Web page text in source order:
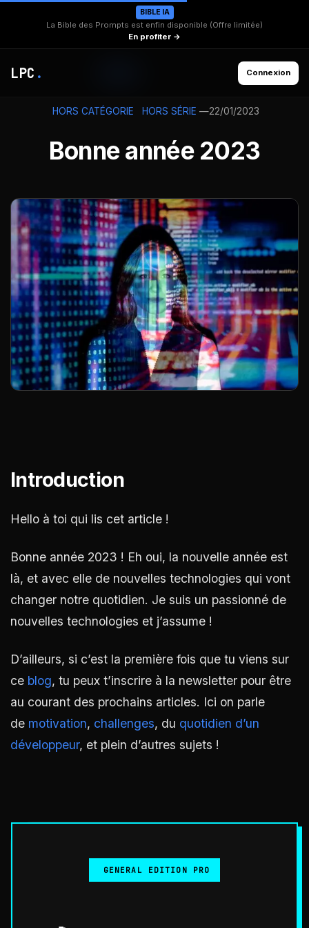
BIBLE IA
La Bible des Prompts est enfin disponible (Offre limitée)
En profiter →
LPC . Connexion
HORS CATÉGORIE HORS SÉRIE —22/01/2023
Bonne année 2023
Introduction
Hello à toi qui lis cet article !
Bonne année 2023 ! Eh oui, la nouvelle année est
là, et avec elle de nouvelles technologies qui vont
changer notre quotidien. Je suis un passionné de
nouvelles technologies et j’assume !
D’ailleurs, si c’est la première fois que tu viens sur
ce blog, tu peux t’inscrire à la newsletter pour être
au courant des prochains articles. Ici on parle
de motivation, challenges, du quotidien d’un
développeur, et plein d’autres sujets !
GENERAL EDITION PRO